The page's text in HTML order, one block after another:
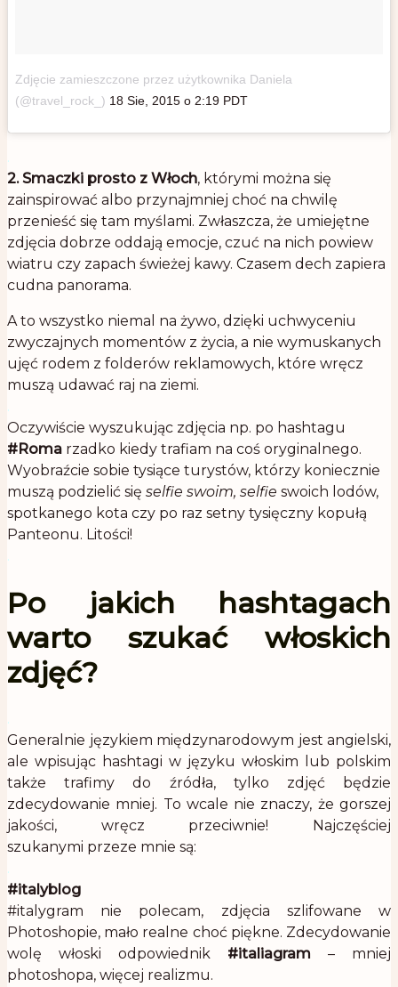
Zdjęcie zamieszczone przez użytkownika Daniela
(@travel_rock_) 18 Sie, 2015 o 2:19 PDT
.
2. Smaczki prosto z Włoch, którymi można się
zainspirować albo przynajmniej choć na chwilę
przenieść się tam myślami. Zwłaszcza, że umiejętne
zdjęcia dobrze oddają emocje, czuć na nich powiew
wiatru czy zapach świeżej kawy. Czasem dech zapiera
cudna panorama.
A to wszystko niemal na żywo, dzięki uchwyceniu
zwyczajnych momentów z życia, a nie wymuskanych
ujęć rodem z folderów reklamowych, które wręcz
muszą udawać raj na ziemi.
.
Oczywiście wyszukując zdjęcia np. po hashtagu
#Roma rzadko kiedy trafiam na coś oryginalnego.
Wyobraźcie sobie tysiące turystów, którzy koniecznie
muszą podzielić się selfie swoim, selfie swoich lodów,
spotkanego kota czy po raz setny tysięczny kopułą
Panteonu. Litości!
.
Po jakich hashtagach
warto szukać włoskich
zdjęć?
.
Generalnie językiem międzynarodowym jest angielski,
ale wpisując hashtagi w języku włoskim lub polskim
także trafimy do źródła, tylko zdjęć będzie
zdecydowanie mniej. To wcale nie znaczy, że gorszej
jakości, wręcz przeciwnie! Najczęściej
szukanymi przeze mnie są:
.
#italyblog
#italygram nie polecam, zdjęcia szlifowane w
Photoshopie, mało realne choć piękne. Zdecydowanie
wolę włoski odpowiednik #italiagram – mniej
photoshopa, więcej realizmu.